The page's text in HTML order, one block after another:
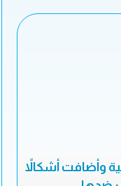
وأضافت أشكالاً